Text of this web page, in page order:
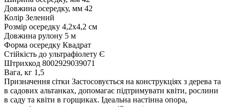
Довжина осередку, мм 42
Колір Зелений
Розмір осередку 4,2x4,2 см
Довжина рулону 5 м
Форма осередку Квадрат
Стійкість до ультрафіолету Є
Штрихкод 8002929039071
Вага, кг 1,5
Призначення сітки Застосовується на конструкціях з дерева та
в садових альтанках, допомагає підтримувати квіти, рослини
в саду та квіти в горщиках. Ідеальна настінна опора,